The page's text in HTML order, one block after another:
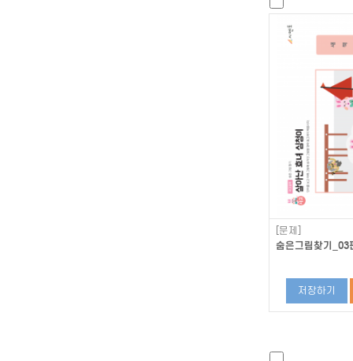
[문제]
숨은그림찾기_03
저장하기